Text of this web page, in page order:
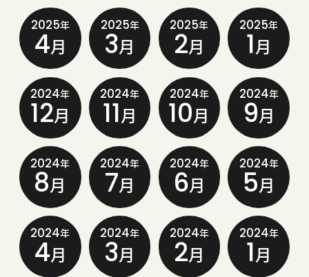
2025年
4月
2025年
3月
2025年
2月
2025年
1月
2024年
12月
2024年
11月
2024年
10月
2024年
9月
2024年
8月
2024年
7月
2024年
6月
2024年
5月
2024年
4月
2024年
3月
2024年
2月
2024年
1月